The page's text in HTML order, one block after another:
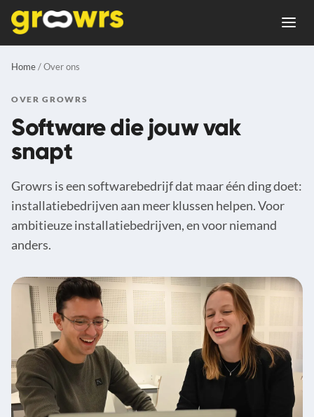
Home/ Over ons
OVER GROWRS
Software die jouw vak
snapt
Growrs is een softwarebedrijf dat maar één ding doet:
installatiebedrijven aan meer klussen helpen.Voor
ambitieuze installatiebedrijven, en voor niemand
anders.